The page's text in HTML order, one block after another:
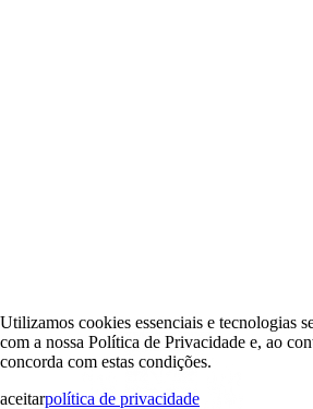
Utilizamos cookies essenciais e tecnologias
com a nossa Política de Privacidade e, ao
concorda com estas condições.
aceitarpolítica de privacidade